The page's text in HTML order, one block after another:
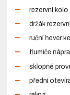
rezervní kolo
držák
ruční hever
tlumiče
sklopné
přední